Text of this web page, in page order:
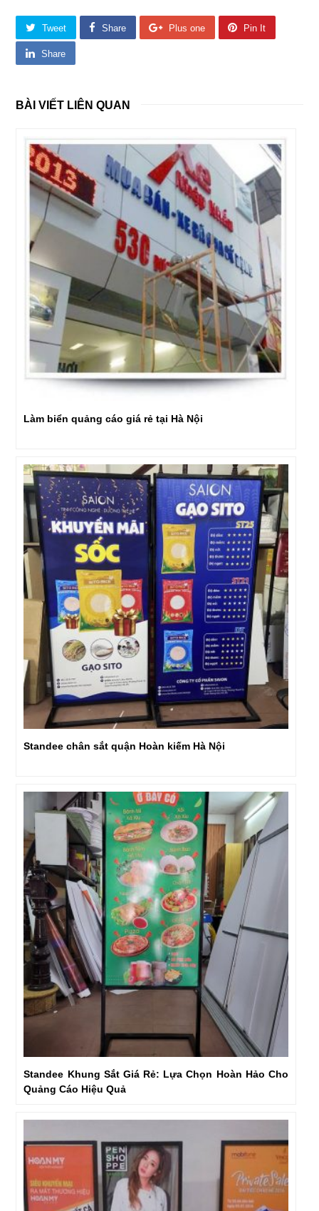
Tweet Share Plus one Pin It
Share
BÀI VIẾT LIÊN QUAN
Làm biển quảng cáo giá rẻ tại Hà Nội
Standee chân sắt quận Hoàn kiếm Hà Nội
Standee Khung Sắt Giá Rẻ: Lựa Chọn Hoàn Hảo Cho
Quảng Cáo Hiệu Quả